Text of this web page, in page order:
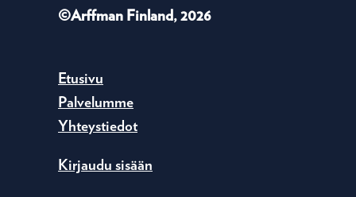
©Arffman Finland, 2026
Etusivu
Palvelumme
Yhteystiedot
Kirjaudu sisään